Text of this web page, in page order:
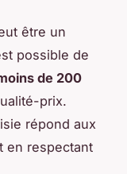
être un
possible de
de 200
prix.
répond aux
en respectant